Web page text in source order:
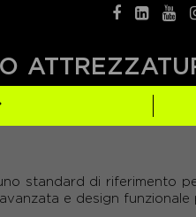
standard di riferimento
e design funzionale